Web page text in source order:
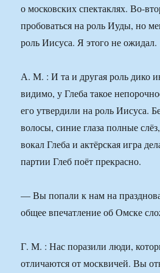
о московских спектаклях. Во-
пробоваться на роль Иуды, но
роль Иисуса. Я этого не ожидал.
А. М. : И та и другая роль дико
видимо, у Глеба такое
его утвердили на роль Иисуса.
волосы, синие глаза полные
вокал Глеба и актёрская игра
партии Глеб поёт прекрасно.
— Вы попали к нам на
общее впечатление об Омске
Г. М. : Нас поразили люди,
отличаются от москвичей. Вы